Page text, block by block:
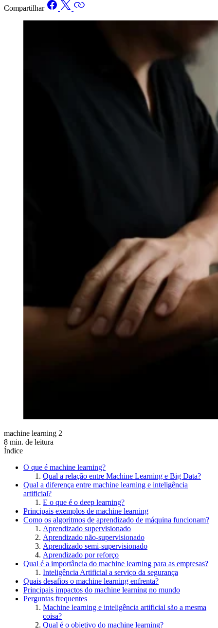
Compartilhar
machine learning 2
8 min. de leitura
Índice
O que é machine learning?
Qual a relação entre Machine Learning e Big Data?
Qual a diferença entre machine learning e inteligência
artificial?
E o que é o deep learning?
Principais exemplos de machine learning
Como os algoritmos de aprendizado de máquina funcionam?
Aprendizado supervisionado
Aprendizado não-supervisionado
Aprendizado semi-supervisionado
Aprendizado por reforço
Qual é a importância do machine learning para as empresas?
Inteligência Artificial a serviço da segurança
Quais desafios o machine learning enfrenta?
Principais impactos do machine learning no mundo
Perguntas frequentes
Machine learning e inteligência artificial são a mesma
coisa?
Qual é o objetivo do machine learning?